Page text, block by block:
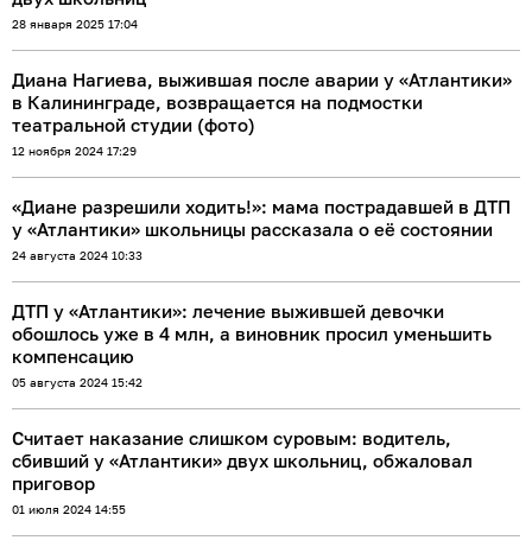
28 января 2025 17:04
Диана Нагиева, выжившая после аварии у «Атлантики»
в Калининграде, возвращается на подмостки
театральной студии (фото)
12 ноября 2024 17:29
«Диане разрешили ходить!»: мама пострадавшей в ДТП
у «Атлантики» школьницы рассказала о её состоянии
24 августа 2024 10:33
ДТП у «Атлантики»: лечение выжившей девочки
обошлось уже в 4 млн, а виновник просил уменьшить
компенсацию
05 августа 2024 15:42
Считает наказание слишком суровым: водитель,
сбивший у «Атлантики» двух школьниц, обжаловал
приговор
01 июля 2024 14:55